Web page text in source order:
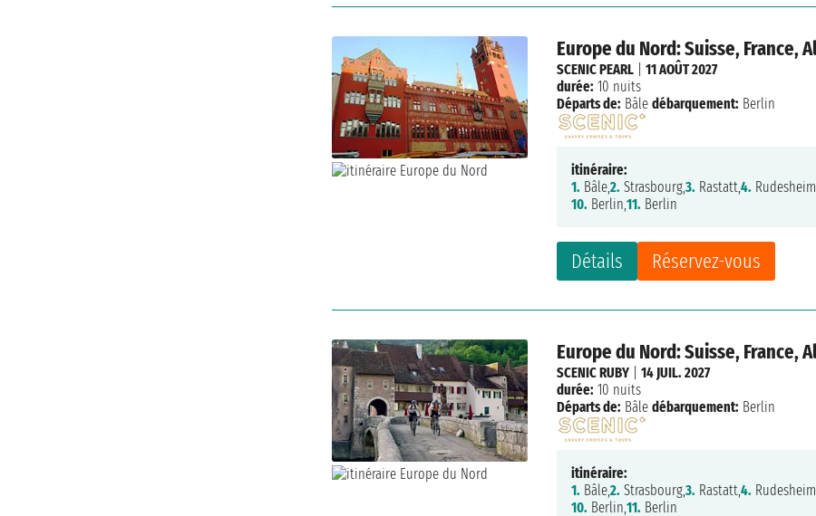
Europe du Nord: Suisse, France,
Détails Réservez-vous
SCENIC PEARL |11 AOÛT 2027
durée: 10 nuits
Départs de: Bâle débarquement: Berlin
itinéraire:
1. Bâle,2. Strasbourg,3. Rastatt,4.
10. Berlin,11. Berlin
Europe du Nord: Suisse, France,
SCENIC RUBY |14 JUIL. 2027
durée: 10 nuits
Départs de: Bâle débarquement: Berlin
itinéraire:
1. Bâle,2. Strasbourg,3. Rastatt,4.
10. Berlin,11. Berlin